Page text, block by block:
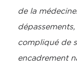
de la
compliqué de
encadrement